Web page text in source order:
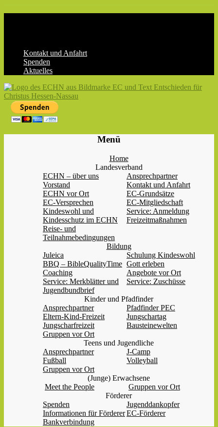
Kontakt und Anfahrt
Spenden
Aktuelles
ECHN
EC-
Menü
Home
Landesverband
ECHN – über uns
Ansprechpartner
Vorstand
Kontakt und Anfahrt
ECHN vor Ort
EC-Grundsätze
EC-Versprechen
EC-Mitgliedschaft
Kindeswohl und
Kindesschutz im ECHN
Service: Anmeldung
Freizeitmaßnahmen
Reise- und
Teilnahmebedingungen
Bildung
Juleica
Schulung Kindeswohl
BBQ – BibleQualityTime Gott erleben
Coaching
Angebote vor Ort
Service: Merkblätter und
Jugendbundbrief
Service: Zuschüsse
Kinder und Pfadfinder
Ansprechpartner
Pfadfinder PEC
Eltern-Kind-Freizeit
Jungschartag
Jungscharfreizeit
Bausteinewelten
Gruppen vor Ort
Teens und Jugendliche
Ansprechpartner
J-Camp
Fußball
Volleyball
Gruppen vor Ort
(Junge) Erwachsene
Meet the People
Gruppen vor Ort
Förderer
Spenden
Jugenddankopfer
Informationen für FördererEC-Förderer
Bankverbindung